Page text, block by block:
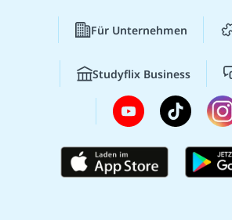
Für Unternehmen
Studyflix Business